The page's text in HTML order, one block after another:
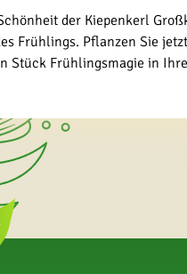
der Kiepenkerl
Frühlings. Pflanzen Sie
Stück Frühlingsmagie in